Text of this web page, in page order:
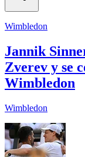
Wimbledon
Jannik
Zverev y se
Wimbledon
Wimbledon